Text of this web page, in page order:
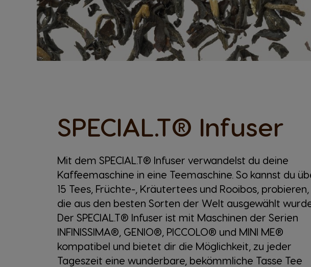
SPECIAL.T® Infuser
Mit dem SPECIAL.T® Infuser verwandelst du deine
Kaffeemaschine in eine Teemaschine. So kannst du
15 Tees, Früchte-, Kräutertees und Rooibos, probieren,
die aus den besten Sorten der Welt ausgewählt
Der SPECIAL.T® Infuser ist mit Maschinen der Serien
INFINISSIMA®, GENIO®, PICCOLO® und MINI ME®
kompatibel und bietet dir die Möglichkeit, zu jeder
Tageszeit eine wunderbare, bekömmliche Tasse Tee